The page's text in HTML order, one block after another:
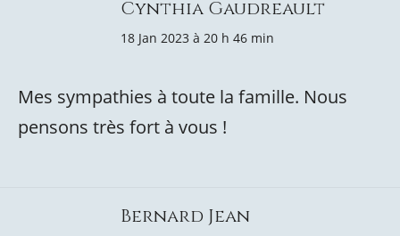
Cynthia Gaudreault
18 Jan 2023 à 20 h 46 min
Mes sympathies à toute la famille. Nous
pensons très fort à vous !
Bernard Jean